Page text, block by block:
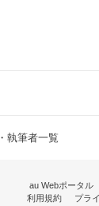
執筆者一覧
au Webポータル
利用規約
プラ